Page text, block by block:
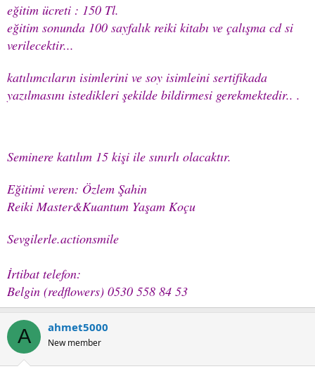
eğitim ücreti : 150 Tl.
eğitim sonunda 100 sayfalık reiki kitabı ve çalışma cd si
verilecektir...
katılımcıların isimlerini ve soy isimleini sertifikada
yazılmasını istedikleri şekilde bildirmesi gerekmektedir.. .
Seminere katılım 15 kişi ile sınırlı olacaktır.
Eğitimi veren: Özlem Şahin
Reiki Master&Kuantum Yaşam Koçu
Sevgilerle.actionsmile
İrtibat telefon:
Belgin (redflowers) 0530 558 84 53
A ahmet5000
New member